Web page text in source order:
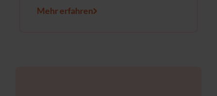
Mehr erfahren